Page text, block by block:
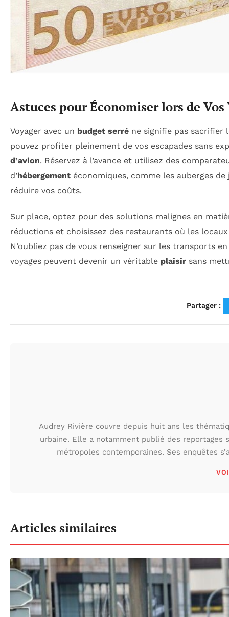
Astuces pour Économiser lors de Vos
Voyager avec un budget serré ne signifie pas sacrifier
pouvez profiter pleinement de vos escapades sans
d’avion. Réservez à l’avance et utilisez des
d’hébergement économiques, comme les auberges
réduire vos coûts.
Sur place, optez pour des solutions malignes en
réductions et choisissez des restaurants où les
N’oubliez pas de vous renseigner sur les transports
voyages peuvent devenir un véritable plaisir sans
Partager :
Audrey Rivière couvre depuis huit ans les
urbaine. Elle a notamment publié des
métropoles contemporaines. Ses enquêtes
Articles similaires